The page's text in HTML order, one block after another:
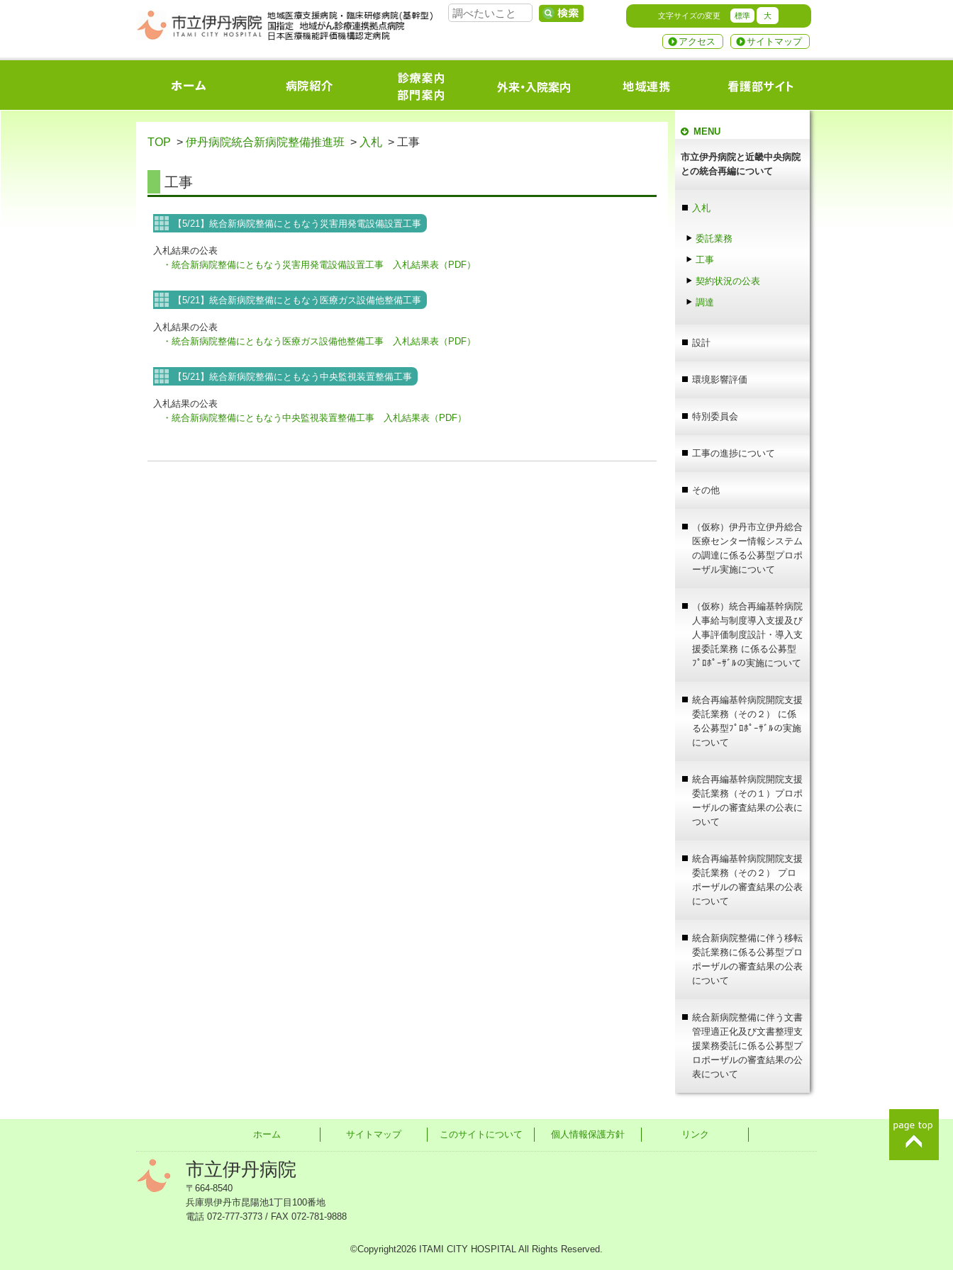
文字サイズの変更 標準 大
サイトマップ
アクセス
TOP > 伊丹病院統合新病院整備推進班 > 入札 > 工事
工事
【5/21】統合新病院整備にともなう災害用発電設備設置工事
入札結果の公表
・統合新病院整備にともなう災害用発電設備設置工事 入札結果表（PDF）
【5/21】統合新病院整備にともなう医療ガス設備他整備工事
入札結果の公表
・統合新病院整備にともなう医療ガス設備他整備工事 入札結果表（PDF）
【5/21】統合新病院整備にともなう中央監視装置整備工事
入札結果の公表
・統合新病院整備にともなう中央監視装置整備工事 入札結果表（PDF）
MENU
市立伊丹病院と近畿中央病院
との統合再編について
入札
委託業務
工事
契約状況の公表
調達
設計
環境影響評価
特別委員会
工事の進捗について
その他
（仮称）伊丹市立伊丹総合
医療センター情報システム
の調達に係る公募型プロポ
ーザル実施について
（仮称）統合再編基幹病院
人事給与制度導入支援及び
人事評価制度設計・導入支
援委託業務 に係る公募型
ﾌﾟﾛﾎﾟｰｻﾞﾙの実施について
統合再編基幹病院開院支援
委託業務（その２） に係
る公募型ﾌﾟﾛﾎﾟｰｻﾞﾙの実施
について
統合再編基幹病院開院支援
委託業務（その１）プロポ
ーザルの審査結果の公表に
ついて
統合再編基幹病院開院支援
委託業務（その２） プロ
ポーザルの審査結果の公表
について
統合新病院整備に伴う移転
委託業務に係る公募型プロ
ポーザルの審査結果の公表
について
統合新病院整備に伴う文書
管理適正化及び文書整理支
援業務委託に係る公募型プ
ロポーザルの審査結果の公
表について
ホーム サイトマップ このサイトについて 個人情報保護方針 リンク
市立伊丹病院
〒664-8540
兵庫県伊丹市昆陽池1丁目100番地
電話 072-777-3773 / FAX 072-781-9888
©Copyright2026 ITAMI CITY HOSPITAL All Rights Reserved.